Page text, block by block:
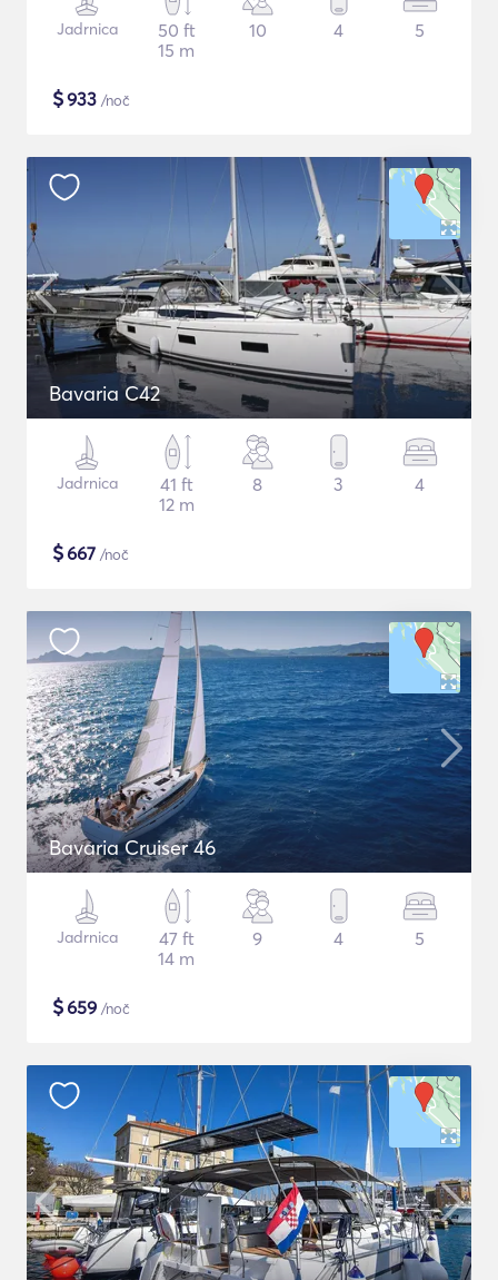
Jadrnica
50 ft
15 m
10 4 5
$933 /noč
Bavaria C42
Jadrnica
41 ft
12 m
8 3 4
$667 /noč
Bavaria Cruiser 46
Jadrnica
47 ft
14 m
9 4 5
$659 /noč